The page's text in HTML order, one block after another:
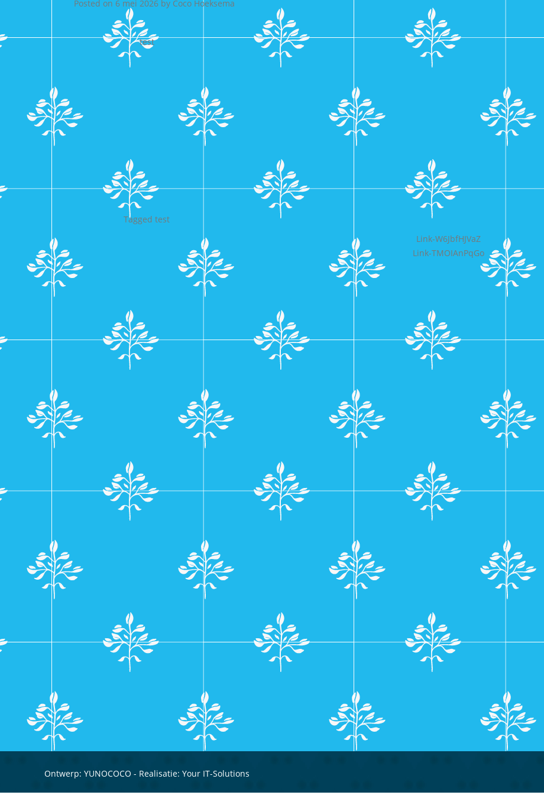
Posted on 6 mei 2026by Coco Hoeksema
test
Tagged test
Bericht
navigatie
Link-W6JbfHJVaZ
Link-TMOIAnPqGo
Ontwerp: YUNOCOCO - Realisatie: Your IT-Solutions